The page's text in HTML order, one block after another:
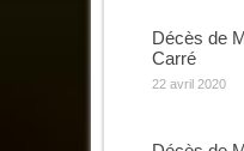
Décès de
Carré
22 avril 2020